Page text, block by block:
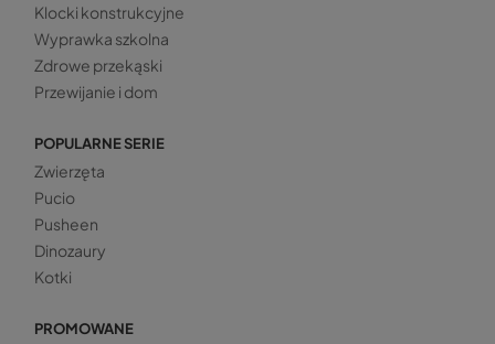
Klocki konstrukcyjne
Wyprawka szkolna
Zdrowe przekąski
Przewijanie i dom
POPULARNE SERIE
Zwierzęta
Pucio
Pusheen
Dinozaury
Kotki
PROMOWANE